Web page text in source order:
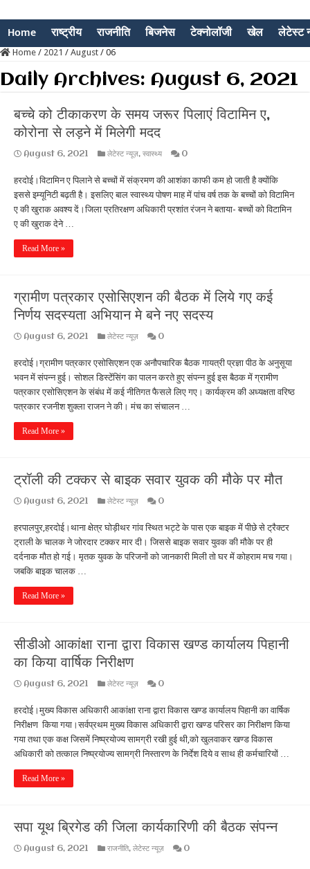
Home राष्ट्रीय राजनीति बिजनेस टेक्नोलॉजी खेल लेटेस्ट
Home / 2021 / August / 06
Daily Archives: August 6, 2021
बच्चे को टीकाकरण के समय जरूर पिलाएं विटामिन ए,
कोरोना से लड़ने में मिलेगी मदद
August 6, 2021 लेटेस्ट न्यूज़, स्वास्थ्य 0
हरदोई।विटामिन ए पिलाने से बच्चों में संक्रमण की आशंका काफी कम हो जाती है क्योंकि
इससे इम्यूनिटी बढ़ती है। इसलिए बाल स्वास्थ्य पोषण माह में पांच वर्ष तक के बच्चों को विटामिन
ए की खुराक अवश्य दें।जिला प्रतिरक्षण अधिकारी प्रशांत रंजन ने बताया- बच्चों को विटामिन
ए की खुराक देने …
Read More »
ग्रामीण पत्रकार एसोसिएशन की बैठक में लिये गए कई
निर्णय सदस्यता अभियान मे बने नए सदस्य
August 6, 2021 लेटेस्ट न्यूज़ 0
हरदोई।ग्रामीण पत्रकार एसोसिएशन एक अनौपचारिक बैठक गायत्री प्रज्ञा पीठ के अनुसूया
भवन में संपन्न हुई। सोशल डिस्टेंसिंग का पालन करते हुए संपन्न हुई इस बैठक में ग्रामीण
पत्रकार एसोसिएशन के संबंध में कई नीतिगत फैसले लिए गए। कार्यक्रम की अध्यक्षता वरिष्ठ
पत्रकार रजनीश शुक्ला राजन ने की। मंच का संचालन …
Read More »
ट्रॉली की टक्कर से बाइक सवार युवक की मौके पर मौत
August 6, 2021 लेटेस्ट न्यूज़ 0
हरपालपुर,हरदोई।थाना क्षेत्र घोड़ीथर गांव स्थित भट्टे के पास एक बाइक में पीछे से ट्रैक्टर
ट्राली के चालक ने जोरदार टक्कर मार दी। जिससे बाइक सवार युवक की मौके पर ही
दर्दनाक मौत हो गई। मृतक युवक के परिजनों को जानकारी मिली तो घर में कोहराम मच गया।
जबकि बाइक चालक …
Read More »
सीडीओ आकांक्षा राना द्वारा विकास खण्ड कार्यालय पिहानी
का किया वार्षिक निरीक्षण
August 6, 2021 लेटेस्ट न्यूज़ 0
हरदोई।मुख्य विकास अधिकारी आकांक्षा राना द्वारा विकास खण्ड कार्यालय पिहानी का वार्षिक
निरीक्षण किया गया।सर्वप्रथम मुख्य विकास अधिकारी द्वारा खण्ड परिसर का निरीक्षण किया
गया तथा एक कक्ष जिसमें निष्प्रयोज्य सामग्री रखी हुई थी,को खुलवाकर खण्ड विकास
अधिकारी को तत्काल निष्प्रयोज्य सामग्री निस्तारण के निर्देश दिये व साथ ही कर्मचारियों …
Read More »
सपा यूथ ब्रिगेड की जिला कार्यकारिणी की बैठक संपन्न
August 6, 2021 राजनीति, लेटेस्ट न्यूज़ 0